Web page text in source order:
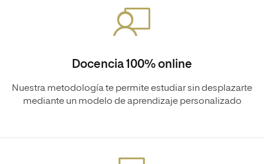
Docencia 100% online
Nuestra metodología te permite estudiar sin desplazarte
mediante un modelo de aprendizaje personalizado